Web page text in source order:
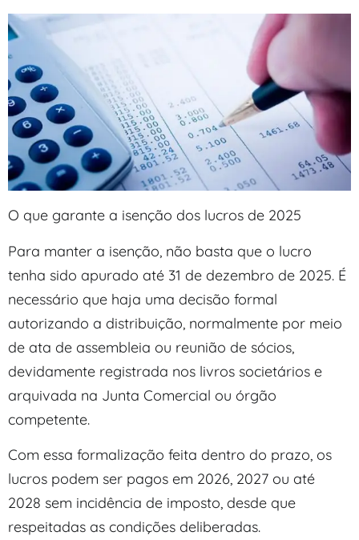
O que garante a isenção dos lucros de 2025
Para manter a isenção, não basta que o lucro
tenha sido apurado até 31 de dezembro de 2025. É
necessário que haja uma decisão formal
autorizando a distribuição, normalmente por meio
de ata de assembleia ou reunião de sócios,
devidamente registrada nos livros societários e
arquivada na Junta Comercial ou órgão
competente.
Com essa formalização feita dentro do prazo, os
lucros podem ser pagos em 2026, 2027 ou até
2028 sem incidência de imposto, desde que
respeitadas as condições deliberadas.